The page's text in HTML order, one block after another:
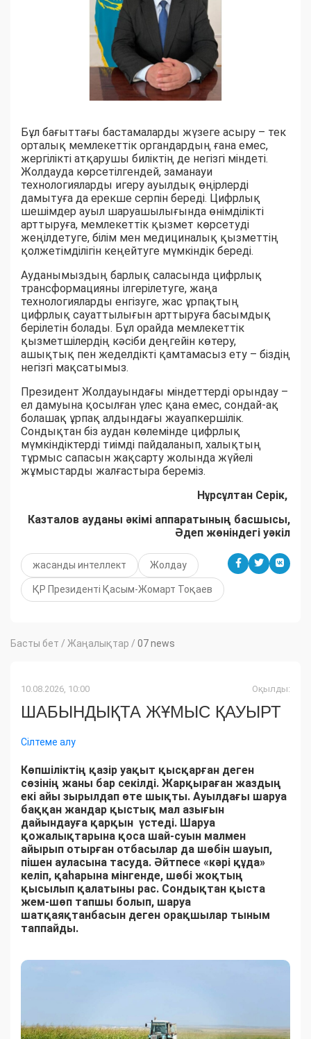
Бұл бағыттағы бастамаларды жүзеге асыру – тек
орталық мемлекеттік органдардың ғана емес,
жергілікті атқарушы биліктің де негізгі міндеті.
Жолдауда көрсетілгендей, заманауи
технологияларды игеру ауылдық өңірлерді
дамытуға да ерекше серпін береді. Цифрлық
шешімдер ауыл шаруашылығында өнімділікті
арттыруға, мемлекеттік қызмет көрсетуді
жеңілдетуге, білім мен медициналық қызметтің
қолжетімділігін кеңейтуге мүмкіндік береді.
Ауданымыздың барлық саласында цифрлық
трансформацияны ілгерілетуге, жаңа
технологияларды енгізуге, жас ұрпақтың
цифрлық сауаттылығын арттыруға басымдық
берілетін болады. Бұл орайда мемлекеттік
қызметшілердің кәсіби деңгейін көтеру,
ашықтық пен жеделдікті қамтамасыз ету – біздің
негізгі мақсатымыз.
Президент Жолдауындағы міндеттерді орындау –
ел дамуына қосылған үлес қана емес, сондай-ақ
болашақ ұрпақ алдындағы жауапкершілік.
Сондықтан біз аудан көлемінде цифрлық
мүмкіндіктерді тиімді пайдаланып, халықтың
тұрмыс сапасын жақсарту жолында жүйелі
жұмыстарды жалғастыра береміз.
Нұрсұлтан Серік,
Казталов ауданы әкімі аппаратының басшысы,
Әдеп жөніндегі уәкіл
жасанды интеллект Жолдау
ҚР Президенті Қасым-Жомарт Тоқаев
Басты бет / Жаңалықтар / 07 news
10.08.2026, 10:00 Оқылды:
ШАБЫНДЫҚТА ЖҰМЫС ҚАУЫРТ
Сілтеме алу
Көпшіліктің қазір уақыт қысқарған деген
сөзінің жаны бар секілді. Жарқыраған жаздың
екі айы зырылдап өте шықты. Ауылдағы шаруа
баққан жандар қыстық мал азығын
дайындауға қарқын үстеді. Шаруа
қожалықтарына қоса шай-суын малмен
айырып отырған отбасылар да шөбін шауып,
пішен ауласына тасуда. Әйтпесе «кәрі құда»
келіп, қаһарына мінгенде, шөбі жоқтың
қысылып қалатыны рас. Сондықтан қыста
жем-шөп тапшы болып, шаруа
шатқаяқтанбасын деген орақшылар тыным
таппайды.